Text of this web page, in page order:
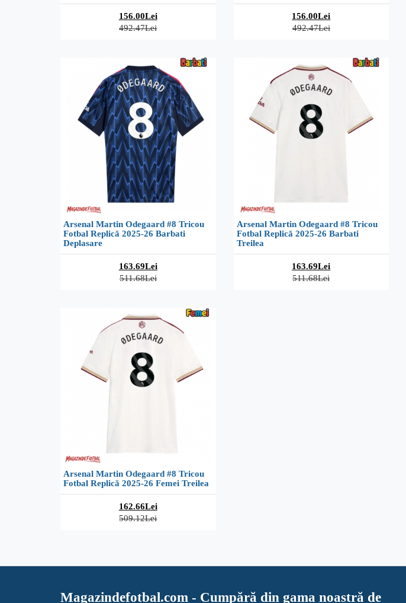
156.00Lei
492.47Lei
156.00Lei
492.47Lei
Arsenal Martin Odegaard #8 Tricou
Fotbal Replică 2025-26 Barbati
Deplasare
163.69Lei
511.68Lei
Arsenal Martin Odegaard #8 Tricou
Fotbal Replică 2025-26 Barbati
Treilea
163.69Lei
511.68Lei
Arsenal Martin Odegaard #8 Tricou
Fotbal Replică 2025-26 Femei Treilea
162.66Lei
509.12Lei
Magazindefotbal.com - Cumpără din gama noastră de